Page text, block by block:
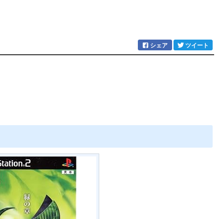
ツイート
シェア